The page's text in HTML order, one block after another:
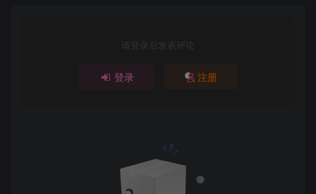
请登录后发表评论
登录 注册